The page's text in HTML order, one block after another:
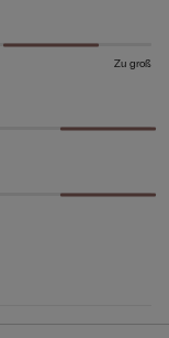
Zu groß